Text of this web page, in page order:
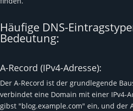
Häufige DNS-
Bedeutung:
A-Record (IPv4-Adresse):
Der A-Record ist der grundlegende
verbindet eine Domain mit einer IPv4-
gibst "blog.example.com" ein, und der